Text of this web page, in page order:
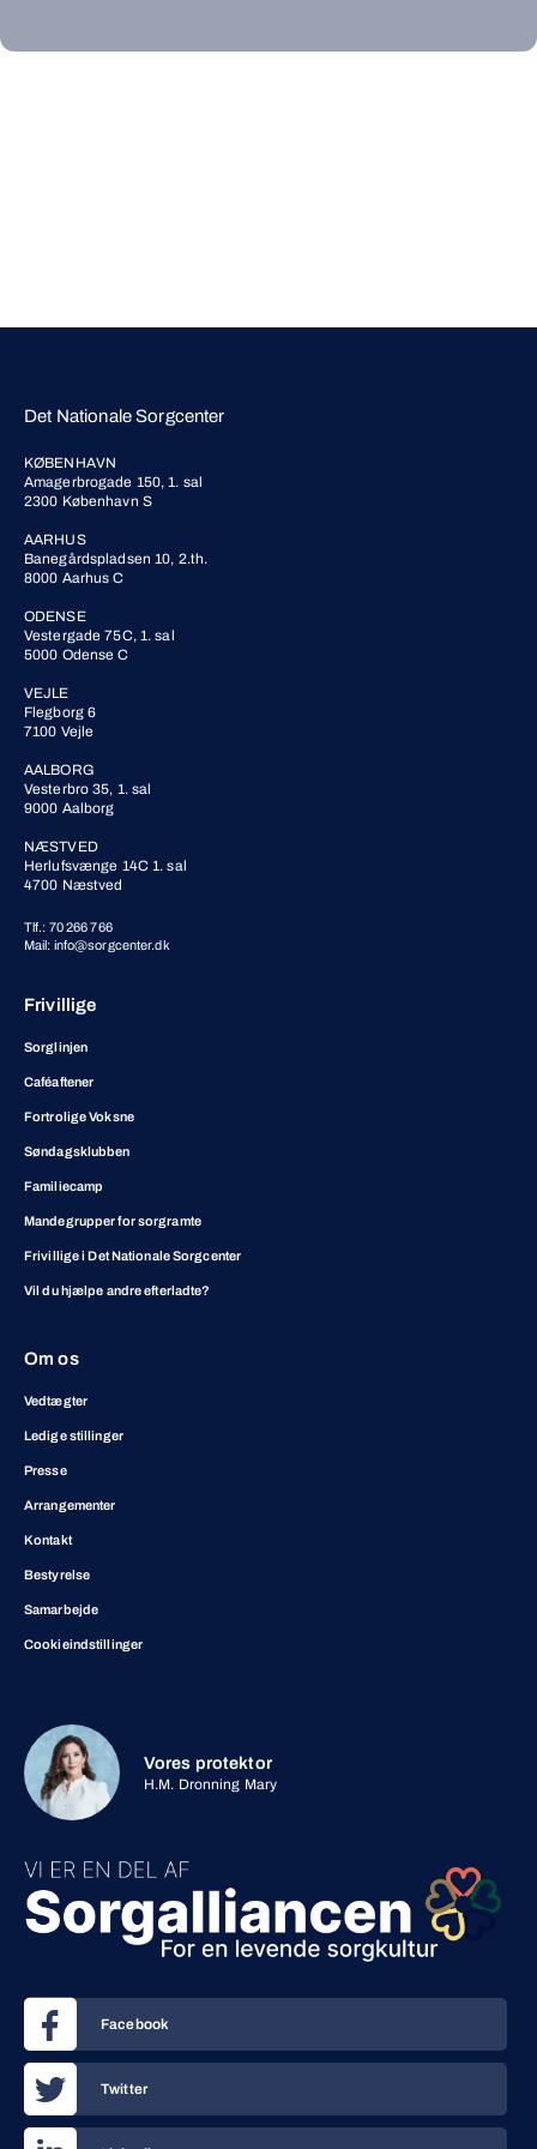
Det Nationale Sorgcenter
KØBENHAVN
Amagerbrogade 150, 1. sal
2300 København S
AARHUS
Banegårdspladsen 10, 2.th.
8000 Aarhus C
ODENSE
Vestergade 75C, 1. sal
5000 Odense C
VEJLE
Flegborg 6
7100 Vejle
AALBORG
Vesterbro 35, 1. sal
9000 Aalborg
NÆSTVED
Herlufsvænge 14C 1. sal
4700 Næstved
Tlf.: 70 266 766
Mail: info@sorgcenter.dk
Frivillige
Sorglinjen
Caféaftener
Fortrolige Voksne
Søndagsklubben
Familiecamp
Mandegrupper for sorgramte
Frivillige i Det Nationale Sorgcenter
Vil du hjælpe andre efterladte?
Om os
Vedtægter
Ledige stillinger
Presse
Arrangementer
Kontakt
Bestyrelse
Samarbejde
Cookieindstillinger
Vores protektor
H.M. Dronning Mary
Facebook
Twitter